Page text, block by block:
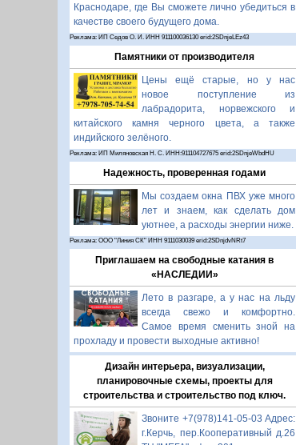
Краснодаре, где Вы сможете лично убедиться в
качестве своего будущего дома.
Реклама: ИП Седов О. И. ИНН 911100036130 erid:2SDnjeLEz43
Памятники от производителя
Цены ещё старые, но у нас
новое поступление из
лабрадорита, норвежского и
китайского камня черного цвета, а также
индийского зелёного.
Реклама: ИП Миляновская Н. С. ИНН:911104727675 erid:2SDnjeWbdHU
Надежность, проверенная годами
Мы создаем окна ПВХ уже много
лет и знаем, как сделать дом
уютнее, а расходы энергии ниже.
Реклама: ООО "Линия СК" ИНН 9111030039 erid:2SDnjdvNRt7
Приглашаем на свободные катания в
«НАСЛЕДИИ»
Лето в разгаре, а у нас на льду
всегда свежо и комфортно.
Самое время сменить зной на
прохладу и провести выходные активно!
Дизайн интерьера, визуализации,
планировочные схемы, проекты для
строительства и строительство под ключ.
Звоните +7(978)141-05-03 Адрес:
г.Керчь, пер.Кооперативный д.26